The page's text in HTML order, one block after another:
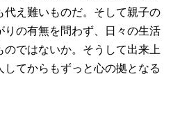
代え難いものだ。そして親子の
りの有無を問わず、日々の生活
のではないか。そうして出来上
てからもずっと心の拠となる